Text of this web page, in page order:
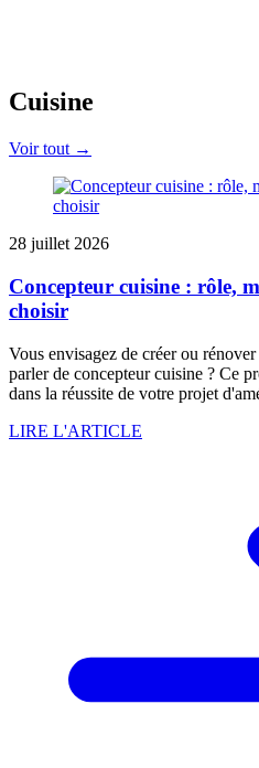
Cuisine
Voir tout →
28 juillet 2026
Concepteur cuisine : rôle,
choisir
Vous envisagez de créer ou
parler de concepteur cuisine ? Ce
dans la réussite de votre projet
LIRE L'ARTICLE